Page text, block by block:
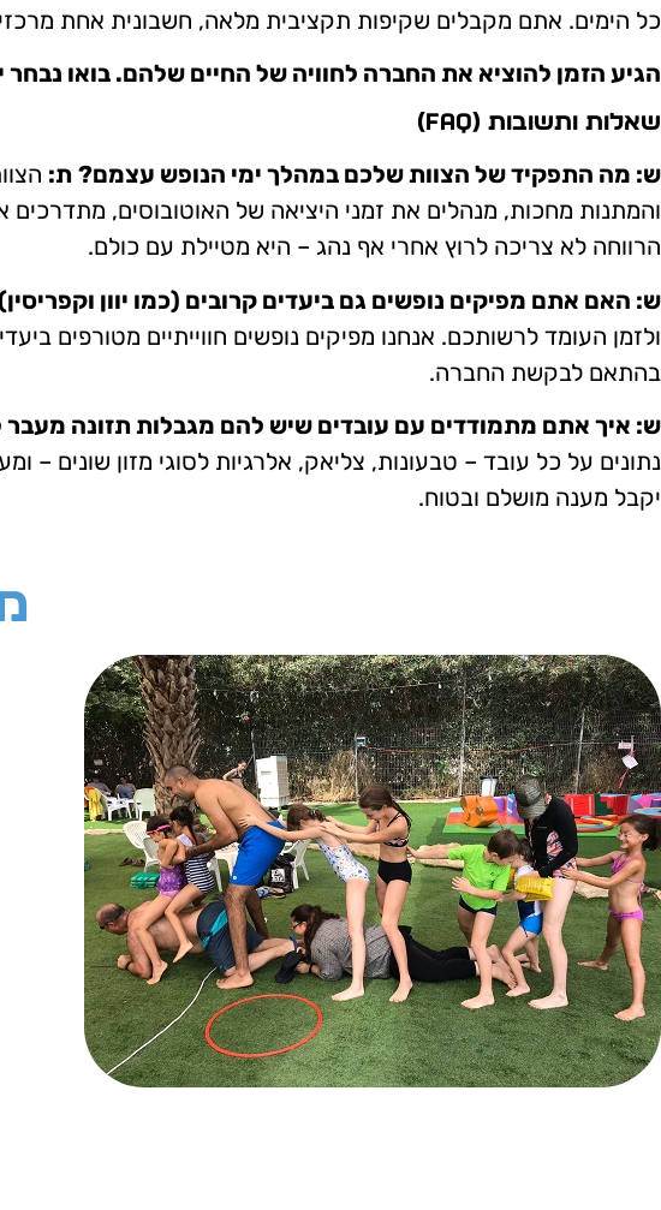
כל הימים. אתם מקבלים שקיפות תקציבית מלאה, חשבונית אחת
הגיע הזמן להוציא את החברה לחוויה של החיים שלהם. בואו נבחר
שאלות ותשובות (FAQ)
ש: מה התפקיד של הצוות שלכם במהלך ימי הנופש עצמם? ת:
והמתנות מחכות, מנהלים את זמני היציאה של האוטובוסים, מתדרכים
הרווחה לא צריכה לרוץ אחרי אף נהג – היא מטיילת עם כולם.
ש: האם אתם מפיקים נופשים גם ביעדים קרובים (כמו יוון
ולזמן העומד לרשותכם. אנחנו מפיקים נופשים חווייתיים מטורפים
בהתאם לבקשת החברה.
ש: איך אתם מתמודדים עם עובדים שיש להם מגבלות תזונה
נתונים על כל עובד – טבעונות, צליאק, אלרגיות לסוגי מזון שונים –
יקבל מענה מושלם ובטוח.